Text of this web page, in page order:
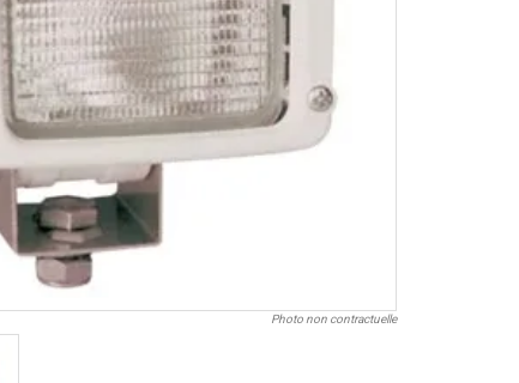
Photo non contractuelle